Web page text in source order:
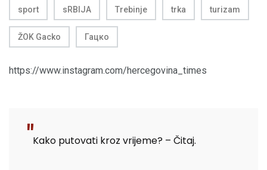
sport sRBIJA Trebinje trka turizam
ŽOK Gacko Гацко
https://www.instagram.com/hercegovina_times
Kako putovati kroz vrijeme? – Čitaj.